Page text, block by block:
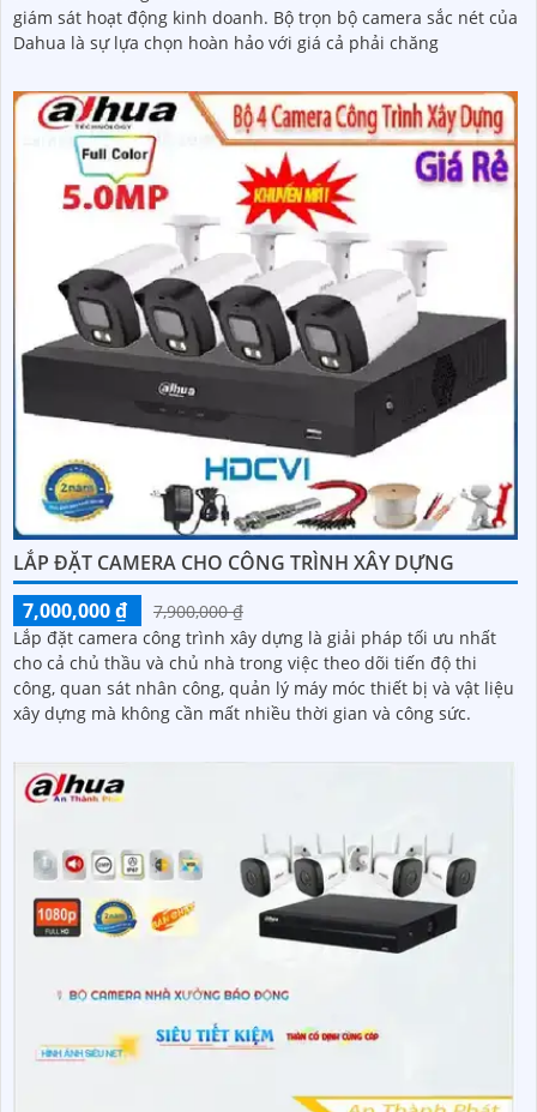
giám sát hoạt động kinh doanh. Bộ trọn bộ camera sắc nét của
Dahua là sự lựa chọn hoàn hảo với giá cả phải chăng
LẮP ĐẶT CAMERA CHO CÔNG TRÌNH XÂY DỰNG
7,000,000 ₫
7,900,000 ₫
Lắp đặt camera công trình xây dựng là giải pháp tối ưu nhất
cho cả chủ thầu và chủ nhà trong việc theo dõi tiến độ thi
công, quan sát nhân công, quản lý máy móc thiết bị và vật liệu
xây dựng mà không cần mất nhiều thời gian và công sức.